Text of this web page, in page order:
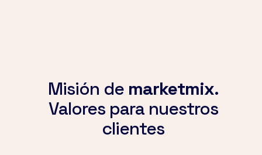
Misión de marketmix.
Valores para nuestros
clientes